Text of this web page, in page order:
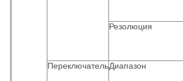
Резолюция
ПереключательДиапазон